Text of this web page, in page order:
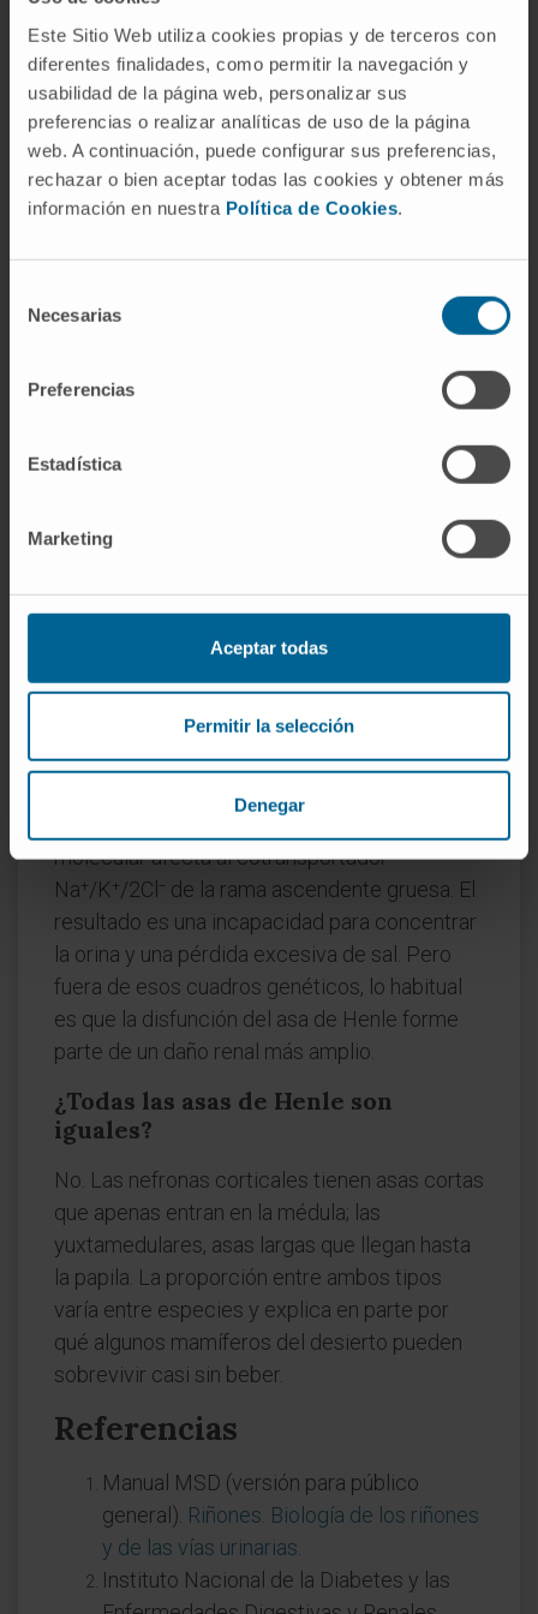
Este Sitio Web utiliza cookies propias y de terceros con
diferentes finalidades, como permitir la navegación y
usabilidad de la página web, personalizar sus
preferencias o realizar analíticas de uso de la página
web. A continuación, puede configurar sus preferencias,
rechazar o bien aceptar todas las cookies y obtener más
información en nuestra Política de Cookies.
Necesarias
Preferencias
Estadística
Marketing
Aceptar todas
Permitir la selección
Denegar
¿De dónde viene el nombre "asa de
Henle"?
De Friedrich Gustav Jakob Henle, anatomista
e histólogo alemán que describió la estructura
en 1862, en Gotinga. Henle fue también
pionero de la histología moderna y formuló,
organismos vivos. La Terminologia Anatomica
túbulo renal?
que va desde la cápsula de Bowman hasta el
una de sus porciones: la que forma la horquilla
¿Puede funcionar mal el asa de
Henle de forma aislada?
Estrictamente, sí. Hay un grupo raro de
trastornos hereditarios (las tubulopatías de
molecular afecta al cotransportador
Na⁺/K⁺/2Cl⁻ de la rama ascendente gruesa. El
resultado es una incapacidad para concentrar
la orina y una pérdida excesiva de sal. Pero
fuera de esos cuadros genéticos, lo habitual
es que la disfunción del asa de Henle forme
parte de un daño renal más amplio.
¿Todas las asas de Henle son
iguales?
No. Las nefronas corticales tienen asas cortas
que apenas entran en la médula; las
yuxtamedulares, asas largas que llegan hasta
la papila. La proporción entre ambos tipos
varía entre especies y explica en parte por
qué algunos mamíferos del desierto pueden
sobrevivir casi sin beber.
Referencias
Manual MSD (versión para público
general). Riñones. Biología de los riñones
y de las vías urinarias
Instituto Nacional de la Diabetes y las